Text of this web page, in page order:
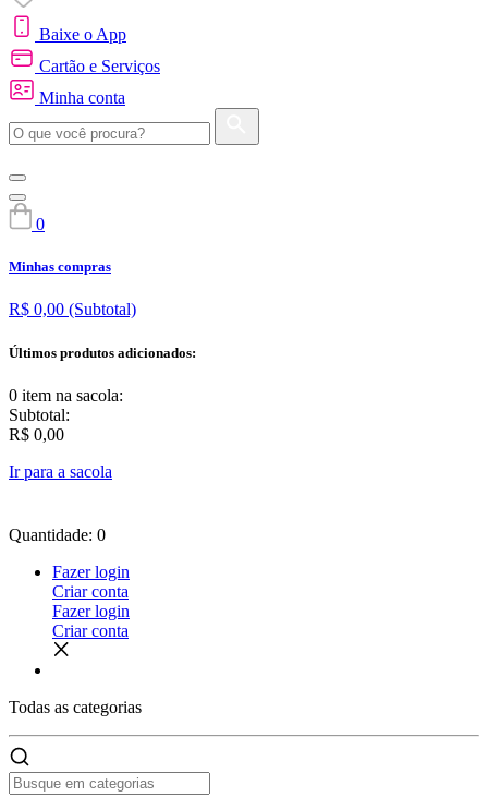
Baixe o App
Cartão e Serviços
Minha conta
0
Minhas compras
R$ 0,00 (Subtotal)
Últimos produtos adicionados:
0 item na sacola:
Subtotal:
R$ 0,00
Ir para a sacola
Quantidade: 0
Fazer login
Criar conta
Fazer login
Criar conta
Todas as categorias